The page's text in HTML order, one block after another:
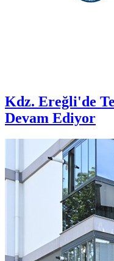
Kdz. Ereğli'de
Devam Ediyor